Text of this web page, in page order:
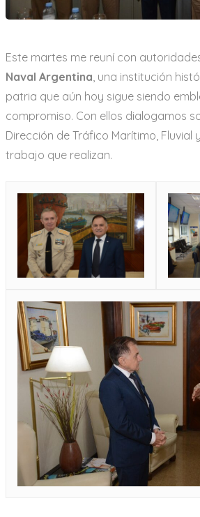
Este martes me reuní con
Naval Argentina , una institución
patria que aún hoy sigue siendo
compromiso. Con ellos dialogamos
Dirección de Tráfico Marítimo, Fluvial
trabajo que realizan.